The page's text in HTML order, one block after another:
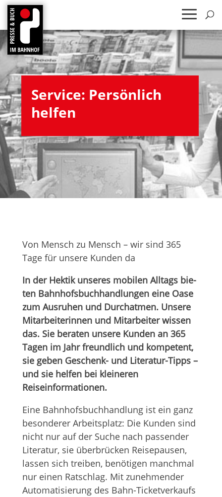
Ser­vice: Per­sön­lich
helfen
Von Mensch zu Mensch – wir sind 365
Tage für unsere Kun­den da
In der Hek­tik unse­res mobi­len All­tags bie­
ten Bahn­hofs­buch­hand­lun­gen eine Oase
zum Aus­ru­hen und Durch­at­men. Unsere
Mit­ar­bei­te­rin­nen und Mit­ar­bei­ter wis­sen
das. Sie bera­ten unsere Kun­den an 365
Tagen im Jahr freund­lich und kom­pe­tent,
sie geben Geschenk- und Lite­ra­tur-Tipps –
und sie hel­fen bei klei­ne­ren
Reiseinformationen.
Eine Bahn­hofs­buch­hand­lung ist ein ganz
beson­de­rer Arbeits­platz: Die Kun­den sind
nicht nur auf der Suche nach pas­sen­der
Lite­ra­tur, sie über­brü­cken Rei­se­pau­sen,
las­sen sich trei­ben, benö­ti­gen manch­mal
nur einen Rat­schlag. Mit zuneh­men­der
Auto­ma­ti­sie­rung des Bahn-Ticket­ver­kaufs